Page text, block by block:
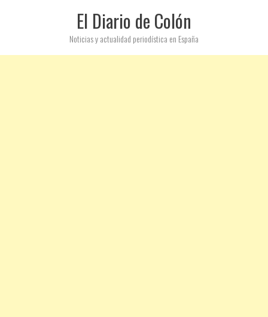
El Diario de Colón
Noticias y actualidad periodística en España